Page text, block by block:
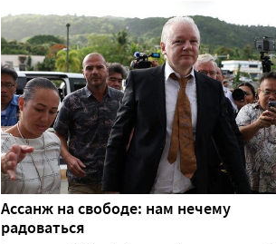
Ассанж на свободе: нам нечему
радоваться